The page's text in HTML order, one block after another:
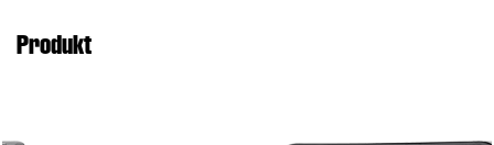
Produkt